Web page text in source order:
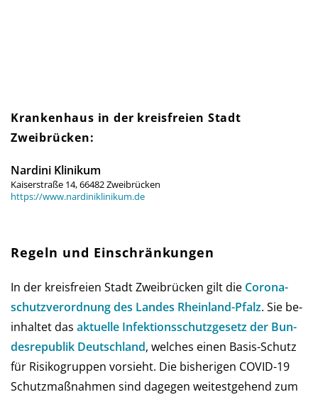
Krankenhaus in der kreis­freien Stadt
Zweibrücken:
Nardini Klinikum
Kaiserstraße 14, 66482 Zweibrücken
https://www.nardiniklinikum.de
Regeln und Einschränkungen
In der kreis­freien Stadt Zweibrücken gilt die Corona­
schutz­ver­ord­nung des Landes Rhein­land-Pfalz. Sie be­
in­hal­tet das aktu­elle Infe­ktions­schutz­ge­setz der Bun­
des­re­pub­lik Deutsch­land, wel­ches einen Basis-Schutz
für Risi­ko­grup­pen vor­sieht. Die bis­he­ri­gen COVID-19
Schutz­maß­nah­men sind da­ge­gen wei­test­gehend zum